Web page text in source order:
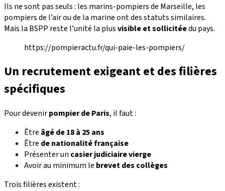
Ils ne sont pas seuls : les marins-pompiers de Marseille, les
pompiers de l’air ou de la marine ont des statuts similaires.
Mais la BSPP reste l’unité la plusvisible et sollicitéedu pays.
https://pompieractu.fr/qui-paie-les-pompiers/
Un recrutement exigeant et des filières
spécifiques
Pour devenirpompier de Paris, il faut :
Être âgé de 18 à 25 ans
Être de nationalité française
Présenter un casier judiciaire vierge
Avoir au minimum le brevet des collèges
Trois filières existent :